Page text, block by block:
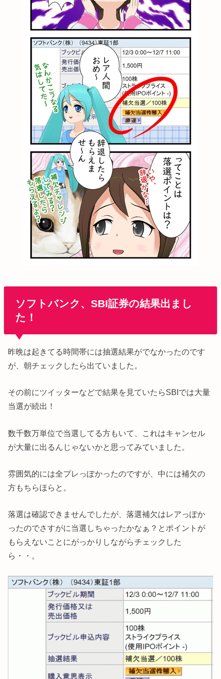
ソフトバンク、SBI証券の結果出まし
た！
昨晩は起きてる時間帯には抽選結果がでなかったのです
が、朝チェックしたら出ていました。
その前にツイッターなどで結果を見ていたらSBIでは大量
当選が続出！
数千数万単位で当選してる方もいて、これはキャンセル
が大量に出るんじゃないかと思ってみていました。
雰囲気的には全プレっぽかったのですが、中には補欠の
方もちらほらと。
落選は確認できませんでしたが、落選補欠はレアっぽか
ったのでさすがに当選しちゃったかなぁ？とポイントが
もらえないことにがっかりしながらチェックした
ら・・。